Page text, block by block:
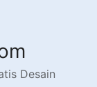
Desain